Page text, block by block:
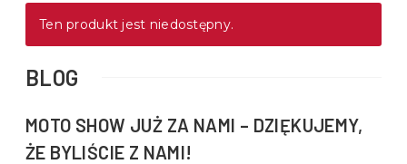
Ten produkt jest niedostępny.
BLOG
MOTO SHOW JUŻ ZA NAMI – DZIĘKUJEMY,
ŻE BYLIŚCIE Z NAMI!